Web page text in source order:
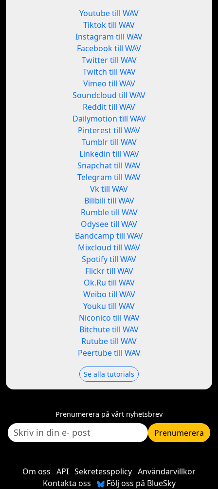
Youtube till WAV
Tiktok till WAV
Instagram till WAV
Facebook till WAV
Twitter till WAV
Twitch till WAV
Vimeo till WAV
Soundcloud till WAV
Reddit till WAV
Dailymotion till WAV
Pinterest till WAV
Tumblr till WAV
Linkedin till WAV
Snapchat till WAV
Telegram till WAV
Vk till WAV
Bilibili till WAV
Rumble till WAV
Odysee till WAV
Bandcamp till WAV
Mixcloud till WAV
Spotify till WAV
Flickr till WAV
Ok.Ru till WAV
Weibo till WAV
Youku till WAV
Niconico till WAV
Bitchute till WAV
Rutube till WAV
Peertube till WAV
Se alla tutorials
Prenumerera på vårt nyhetsbrev
Prenumerera
Om oss API Sekretesspolicy Användarvillkor
Kontakta oss
Följ oss på BlueSky